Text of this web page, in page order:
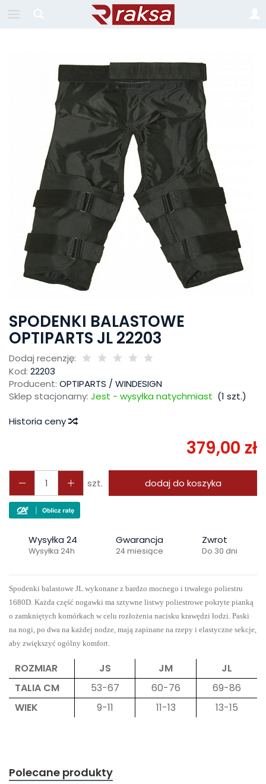
SPODENKI BALASTOWE
OPTIPARTS JL 22203
Dodaj recenzję:
Kod: 22203
Producent: OPTIPARTS / WINDESIGN
Sklep stacjonarny: Jest - wysyłka natychmiast (1 szt.)
Historia ceny
379,00 zł
szt. dodaj do koszyka
Wysyłka 24
Wysyłka 24h
Gwarancja
24 miesiące
Zwrot
Do 30 dni
Spodenki balastowe JL wykonane z bardzo mocnego i trwałego poliestru
1680D. Każda część nogawki ma sztywne listwy poliestrowe pokryte pianką
o zamkniętych komórkach w celu rozłożenia nacisku krawędzi łodzi. Paski
na nogi, po dwa na każdej nodze, mają zapinane na rzepy i elastyczne sekcje,
aby zwiększyć ogólny komfort.
ROZMIAR JS JM
JL
TALIA CM
53-67 60-76
69-86
WIEK
9-11 11-13 13-15
Polecane produkty